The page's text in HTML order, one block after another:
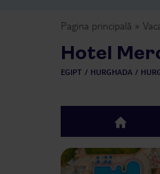
Pagina principală
Hotel
EGIPT HURGHADA
top
Previous slide